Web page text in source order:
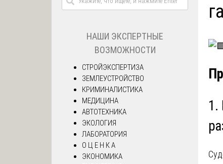
1.
НАШИ ЭКСПЕРТНЫЕ
ВОЗМОЖНОСТИ
СТРОЙЭКСПЕРТИЗА
ЗЕМЛЕУСТРОЙСТВО
КРИМИНАЛИСТИКА
МЕДИЦИНА
АВТОТЕХНИКА
ЭКОЛОГИЯ
ЛАБОРАТОРИЯ
О Ц Е Н К А
ЭКОНОМИКА